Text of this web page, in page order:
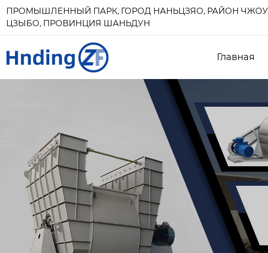
ПРОМЫШЛЕННЫЙ ПАРК, ГОРОД НАНЬЦЗЯО, РАЙОН
ЦЗЫБО, ПРОВИНЦИЯ ШАНЬДУН
Главная